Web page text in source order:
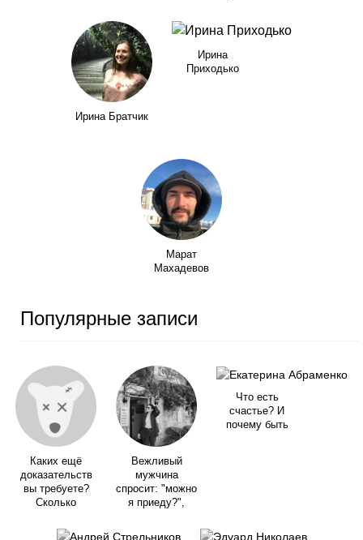
Ирина Братчик
Ирина
Приходько
Марат
Махадевов
Популярные записи
Каких ещё
доказательств
вы требуете?
Сколько
Вежливый
мужчина
спросит: "можно
я приеду?",
Что есть
счастье? И
почему быть